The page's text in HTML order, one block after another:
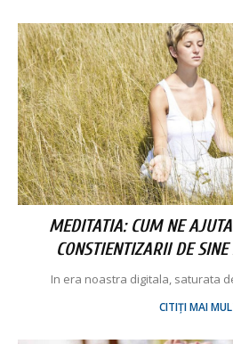
MEDITATIA: CUM NE
CONSTIENTIZARII DE
In era noastra digitala, saturata
CITIȚI MAI